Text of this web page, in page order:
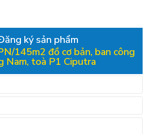
ký sản phẩm
145m2 đồ cơ bản, ban công
Nam, toà P1 Ciputra